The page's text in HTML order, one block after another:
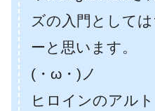
ズの入門として
ーと思います。
(・ω・)ノ
ヒロインのアル